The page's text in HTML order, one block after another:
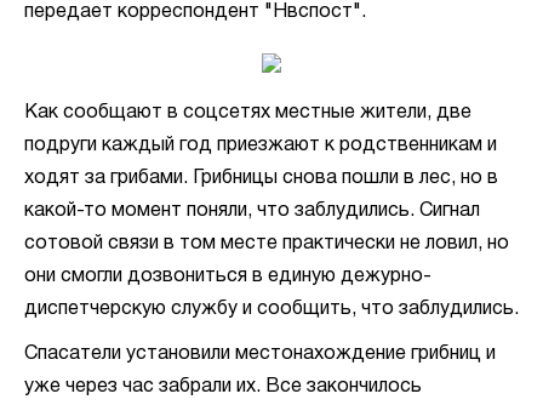
передает корреспондент "Нвспост".
Как сообщают в соцсетях местные жители, две
подруги каждый год приезжают к родственникам и
ходят за грибами. Грибницы снова пошли в лес, но в
какой-то момент поняли, что заблудились. Сигнал
сотовой связи в том месте практически не ловил, но
они смогли дозвониться в единую дежурно-
диспетчерскую службу и сообщить, что заблудились.
Спасатели установили местонахождение грибниц и
уже через час забрали их. Все закончилось